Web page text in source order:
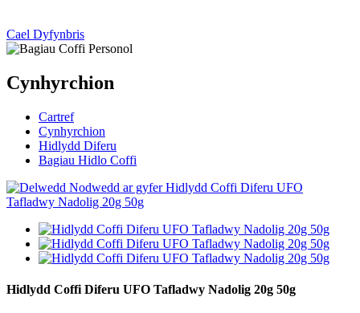
Cael Dyfynbris
Cynhyrchion
Cartref
Cynhyrchion
Hidlydd Diferu
Bagiau Hidlo Coffi
Hidlydd Coffi Diferu UFO Tafladwy Nadolig 20g 50g